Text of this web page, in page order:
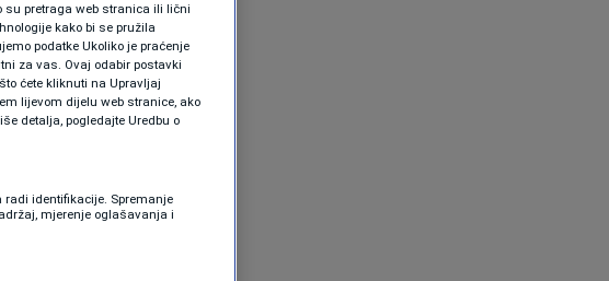
su pretraga web stranica ili lični
kako bi se pružila
podatke Ukoliko je praćenje
za vas. Ovaj odabir postavki
ćete kliknuti na Upravljaj
lijevom dijelu web stranice, ako
detalja, pogledajte Uredbu o
radi identifikacije. Spremanje
mjerenje oglašavanja i